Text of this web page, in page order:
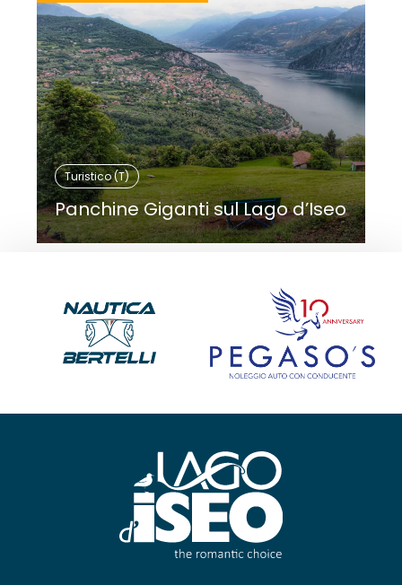
Turistico (T)
Panchine Giganti sul Lago d’Iseo